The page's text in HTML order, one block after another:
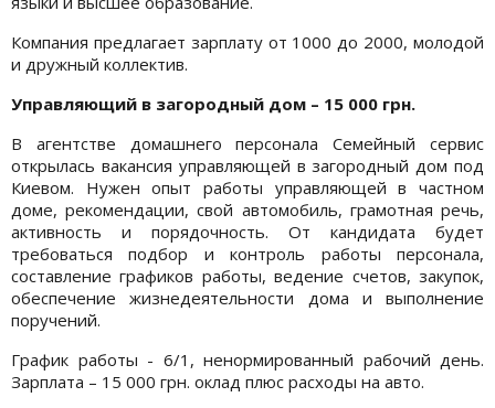
Компания предлагает зарплату от 1000 до 2000, молодой
и дружный коллектив.
Управляющий в загородный дом – 15 000 грн.
В агентстве домашнего персонала Семейный сервис
открылась вакансия управляющей в загородный дом под
Киевом. Нужен опыт работы управляющей в частном
доме, рекомендации, свой автомобиль, грамотная речь,
активность и порядочность. От кандидата будет
требоваться подбор и контроль работы персонала,
составление графиков работы, ведение счетов, закупок,
обеспечение жизнедеятельности дома и выполнение
поручений.
График работы - 6/1, ненормированный рабочий день.
Зарплата – 15 000 грн. оклад плюс расходы на авто.